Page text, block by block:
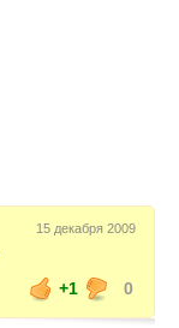
15 декабря 2009
+1
0